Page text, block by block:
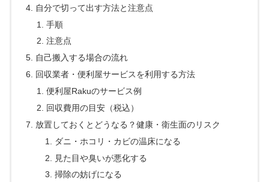
自分で切って出す方法と注意点
手順
注意点
自己搬入する場合の流れ
回収業者・便利屋サービスを利用する方法
便利屋Rakuのサービス例
回収費用の目安（税込）
放置しておくとどうなる？健康・衛生面のリスク
ダニ・ホコリ・カビの温床になる
見た目や臭いが悪化する
掃除の妨げになる